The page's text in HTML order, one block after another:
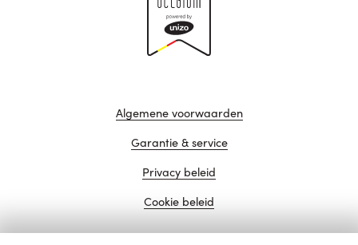
Algemene voorwaarden
Garantie & service
Privacy beleid
Cookie beleid